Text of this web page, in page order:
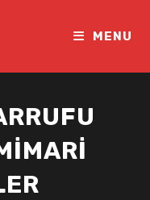
MENU